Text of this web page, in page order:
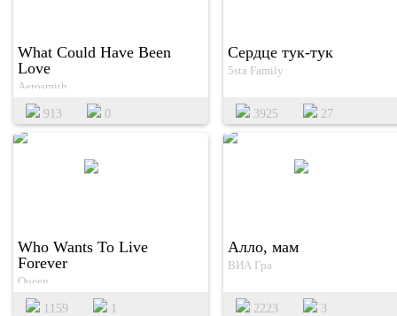
What Could Have Been
Love
Aerosmith
913 0
Сердце тук-тук
5sta Family
3925 27
Who Wants To Live
Forever
Queen
1159 1
Алло, мам
ВИА Гра
2223 3